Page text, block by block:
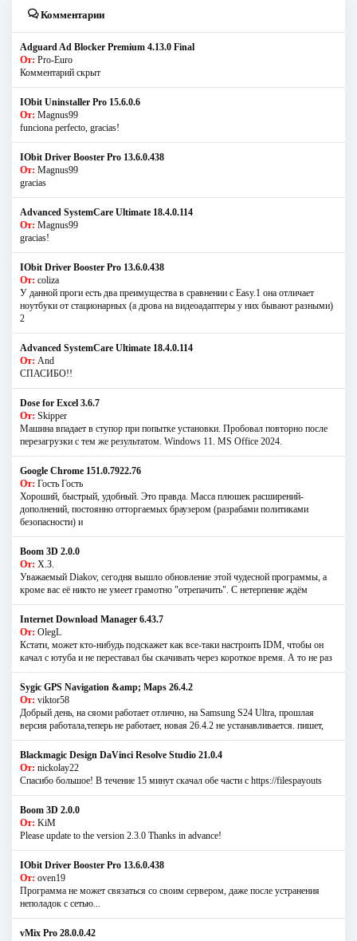
Комментарии
Adguard Ad Blocker Premium 4.13.0 Final
От: Pro-Euro
Комментарий скрыт
IObit Uninstaller Pro 15.6.0.6
От: Magnus99
funciona perfecto, gracias!
IObit Driver Booster Pro 13.6.0.438
От: Magnus99
gracias
Advanced SystemCare Ultimate 18.4.0.114
От: Magnus99
gracias!
IObit Driver Booster Pro 13.6.0.438
От: coliza
У данной проги есть два преимущества в сравнении с Easy.1 она отличает
ноутбуки от стационарных (а дрова на видеоадаптеры у них бывают разными)
2
Advanced SystemCare Ultimate 18.4.0.114
От: And
СПАСИБО!!
Dose for Excel 3.6.7
От: Skipper
Машина впадает в ступор при попытке установки. Пробовал повторно после
перезагрузки с тем же результатом. Windows 11. MS Offiсe 2024.
Google Chrome 151.0.7922.76
От: Гость Гость
Хороший, быстрый, удобный. Это правда. Масса плюшек расширений-
дополнений, постоянно отторгаемых браузером (разрабами политиками
безопасности) и
Boom 3D 2.0.0
От: Х.З.
Уважаемый Diakov, сегодня вышло обновление этой чудесной программы, а
кроме вас её никто не умеет грамотно "отрепачить". С нетерпение ждём
Internet Download Manager 6.43.7
От: OlegL
Кстати, может кто-нибудь подскажет как все-таки настроить IDM, чтобы он
качал с ютуба и не переставал бы скачивать через короткое время. А то не раз
Sygic GPS Navigation &amp; Maps 26.4.2
От: viktor58
Добрый день, на сяоми работает отлично, на Samsung S24 Ultra, прошлая
версия работала,теперь не работает, новая 26.4.2 не устанавливается. пишет,
Blackmagic Design DaVinci Resolve Studio 21.0.4
От: nickolay22
Спасибо большое! В течение 15 минут скачал обе части с https://filespayouts
Boom 3D 2.0.0
От: KiM
Please update to the version 2.3.0 Thanks in advance!
IObit Driver Booster Pro 13.6.0.438
От: oven19
Программа не может связаться со своим сервером, даже после устранения
неполадок с сетью...
vMix Pro 28.0.0.42